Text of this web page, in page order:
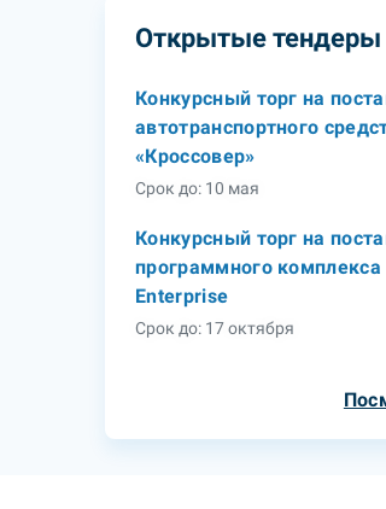
Открытые тендеры
Конкурсный торг на
автотранспортного
«Кроссовер»
Срок до: 10 мая
Конкурсный торг на
программного комплекса
Enterprise
Срок до: 17 октября